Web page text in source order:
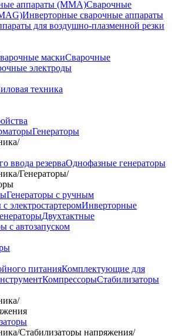
аппараты (ММА)Сварочные
Инверторные сварочные аппараты
для воздушно-плазменной резки
маскиСварочные
электроды
Генераторы
/
ввода резерваОднофазные генераторы
/Генераторы/
Генераторы с ручным
электростартеромИнверторные
Двухтактные
с автозапуском
питанияКомплектующие для
КомпрессорыСтабилизаторы
/
/Стабилизаторы напряжения/